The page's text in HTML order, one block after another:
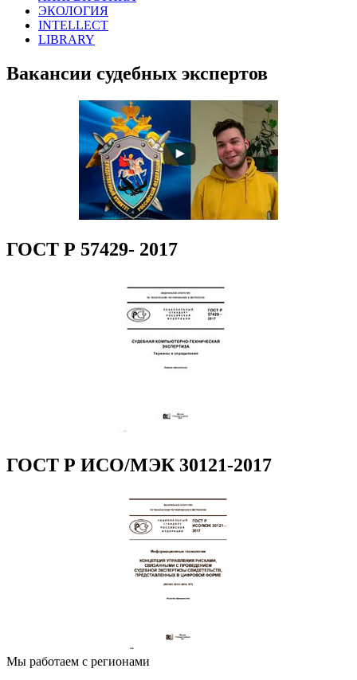
ЭКОЛОГИЯ
INTELLECT
LIBRARY
Вакансии судебных экспертов
ГОСТ Р 57429- 2017
ГОСТ Р ИСО/МЭК 30121-2017
Мы работаем с регионами